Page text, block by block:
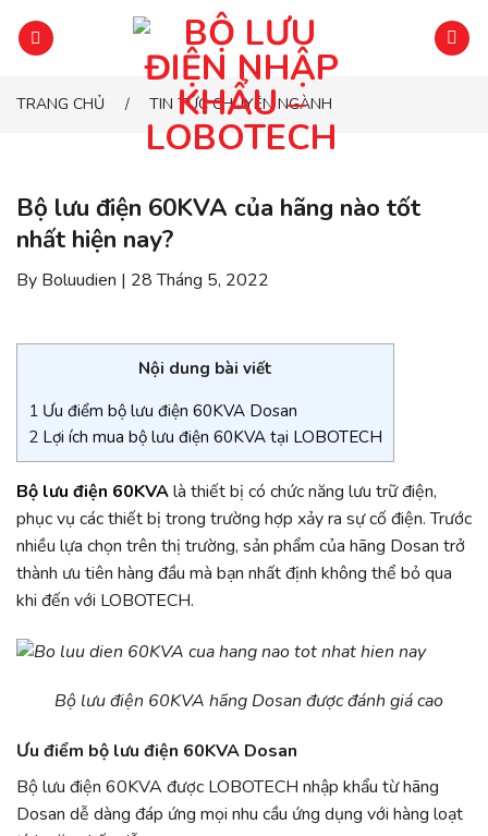
đến
nộiTRANG CHỦ / TIN TỨC CHUYÊN NGÀNH
Bộ lưu điện 60KVA của hãng nào tốt
nhất hiện nay?
By Boluudien | 28 Tháng 5, 2022
Nội dung bài viết
1 Ưu điểm bộ lưu điện 60KVA Dosan
2 Lợi ích mua bộ lưu điện 60KVA tại LOBOTECH
Bộ lưu điện 60KVAlà thiết bị có chức năng lưu trữ điện,
phục vụ các thiết bị trong trường hợp xảy ra sự cố điện. Trước
nhiều lựa chọn trên thị trường, sản phẩm của hãng Dosan trở
thành ưu tiên hàng đầu mà bạn nhất định không thể bỏ qua
khi đến với LOBOTECH.
Bộ lưu điện 60KVA hãng Dosan được đánh giá cao
Ưu điểm bộ lưu điện 60KVA Dosan
Bộ lưu điện 60KVA được LOBOTECH nhập khẩu từ hãng
Dosan dễ dàng đáp ứng mọi nhu cầu ứng dụng với hàng loạt